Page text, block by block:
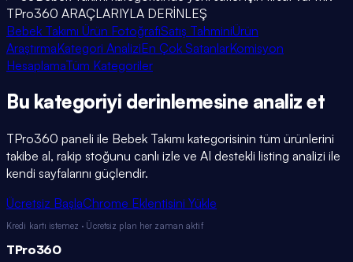
TPro360 ARAÇLARIYLA DERİNLEŞ
Bebek Takımı Ürün FotoğrafıSatış TahminiÜrün
AraştırmaKategori AnaliziEn Çok SatanlarKomisyon
HesaplamaTüm Kategoriler
Bu kategoriyi derinlemesine analiz et
TPro360 paneli ile Bebek Takımı kategorisinin tüm ürünlerini
takibe al, rakip stoğunu canlı izle ve AI destekli listing analizi ile
kendi sayfalarını güçlendir.
Ücretsiz BaşlaChrome Eklentisini Yükle
Kredi kartı istemez · Ücretsiz plan her zaman aktif
TPro360